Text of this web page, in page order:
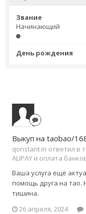
Звание
Начинающий
День рождения
Выкуп на taobao/
qonstant.in ответил в
ALIPAY и оплата
Ваша услуга ещё
помощь друга на тао.
тишина.
26 апреля, 2024